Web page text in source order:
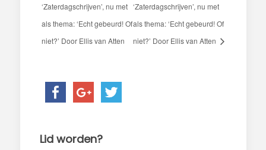
‘Zaterdagschrijven’, nu met
als thema: ‘Echt gebeurd! Of
niet?’ Door Ellis van Atten
‘Zaterdagschrijven’, nu met
als thema: ‘Echt gebeurd! Of
niet?’ Door Ellis van Atten
Lid worden?